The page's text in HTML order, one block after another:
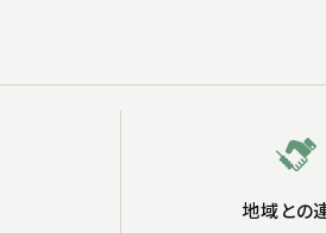
地域との